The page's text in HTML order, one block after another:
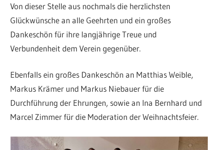
Von dieser Stelle aus nochmals die herzlichsten
Glückwünsche an alle Geehrten und ein großes
Dankeschön für ihre langjährige Treue und
Verbundenheit dem Verein gegenüber.
Ebenfalls ein großes Dankeschön an Matthias Weible,
Markus Krämer und Markus Niebauer für die
Durchführung der Ehrungen, sowie an Ina Bernhard und
Marcel Zimmer für die Moderation der Weihnachtsfeier.